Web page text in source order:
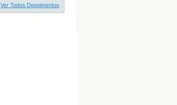
Ver Todos Depoimentos